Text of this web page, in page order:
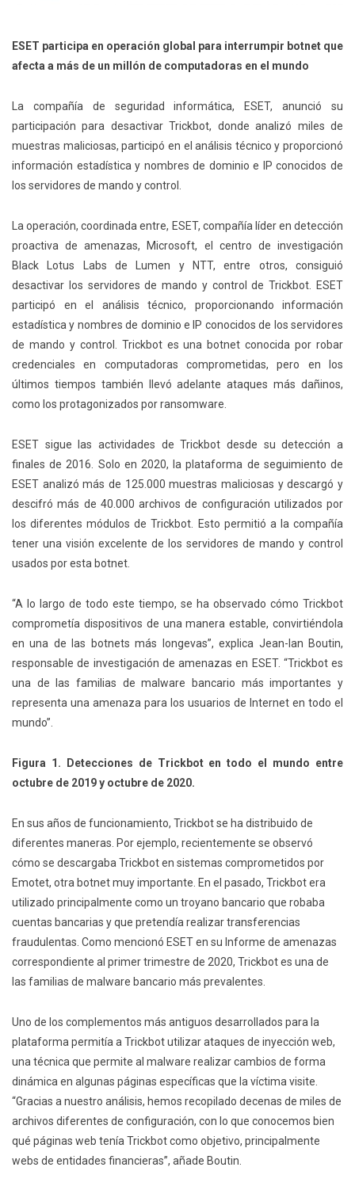
ESET participa en operación global para interrumpir botnet que
afecta a más de un millón de computadoras en el mundo
La compañía de seguridad informática, ESET, anunció su
participación para desactivar Trickbot, donde analizó miles de
muestras maliciosas, participó en el análisis técnico y proporcionó
información estadística y nombres de dominio e IP conocidos de
los servidores de mando y control.
La operación, coordinada entre, ESET, compañía líder en detección
proactiva de amenazas, Microsoft, el centro de investigación
Black Lotus Labs de Lumen y NTT, entre otros, consiguió
desactivar los servidores de mando y control de Trickbot. ESET
participó en el análisis técnico, proporcionando información
estadística y nombres de dominio e IP conocidos de los servidores
de mando y control. Trickbot es una botnet conocida por robar
credenciales en computadoras comprometidas, pero en los
últimos tiempos también llevó adelante ataques más dañinos,
como los protagonizados por ransomware.
ESET sigue las actividades de Trickbot desde su detección a
finales de 2016. Solo en 2020, la plataforma de seguimiento de
ESET analizó más de 125.000 muestras maliciosas y descargó y
descifró más de 40.000 archivos de configuración utilizados por
los diferentes módulos de Trickbot. Esto permitió a la compañía
tener una visión excelente de los servidores de mando y control
usados por esta botnet.
“A lo largo de todo este tiempo, se ha observado cómo Trickbot
comprometía dispositivos de una manera estable, convirtiéndola
en una de las botnets más longevas”, explica Jean-Ian Boutin,
responsable de investigación de amenazas en ESET. “Trickbot es
una de las familias de malware bancario más importantes y
representa una amenaza para los usuarios de Internet en todo el
mundo”.
Figura 1. Detecciones de Trickbot en todo el mundo entre
octubre de 2019 y octubre de 2020.
En sus años de funcionamiento, Trickbot se ha distribuido de
diferentes maneras. Por ejemplo, recientemente se observó
cómo se descargaba Trickbot en sistemas comprometidos por
Emotet, otra botnet muy importante. En el pasado, Trickbot era
utilizado principalmente como un troyano bancario que robaba
cuentas bancarias y que pretendía realizar transferencias
fraudulentas. Como mencionó ESET en su Informe de amenazas
correspondiente al primer trimestre de 2020, Trickbot es una de
las familias de malware bancario más prevalentes.
Uno de los complementos más antiguos desarrollados para la
plataforma permitía a Trickbot utilizar ataques de inyección web,
una técnica que permite al malware realizar cambios de forma
dinámica en algunas páginas específicas que la víctima visite.
“Gracias a nuestro análisis, hemos recopilado decenas de miles de
archivos diferentes de configuración, con lo que conocemos bien
qué páginas web tenía Trickbot como objetivo, principalmente
webs de entidades financieras”, añade Boutin.